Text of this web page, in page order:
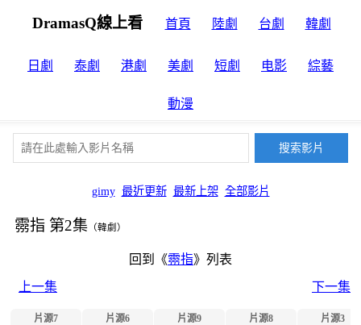
DramasQ線上看 首頁 陸劇 台劇 韓劇
日劇 泰劇 港劇 美劇 短劇 电影 綜藝
動漫
gimy 最近更新 最新上架 全部影片
霛指 第2集 （韓劇）
回到《霛指》列表
上一集
下一集
片源7
片源6
片源9
片源8
片源3